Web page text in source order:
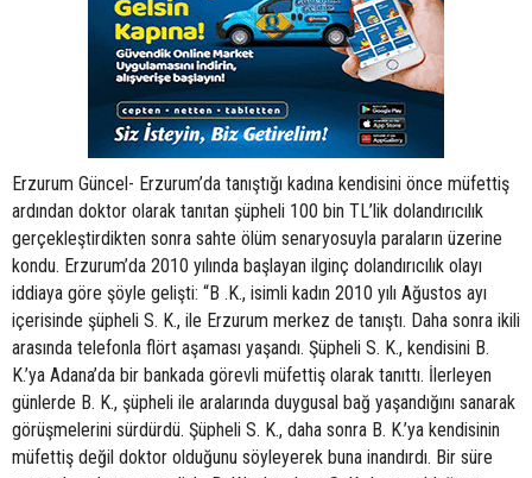
Erzurum Güncel- Erzurum’da tanıştığı kadına kendisini önce müfettiş
ardından doktor olarak tanıtan şüpheli 100 bin TL’lik dolandırıcılık
gerçekleştirdikten sonra sahte ölüm senaryosuyla paraların üzerine
kondu. Erzurum’da 2010 yılında başlayan ilginç dolandırıcılık olayı
iddiaya göre şöyle gelişti: “B .K., isimli kadın 2010 yılı Ağustos ayı
içerisinde şüpheli S. K., ile Erzurum merkez de tanıştı. Daha sonra ikili
arasında telefonla flört aşaması yaşandı. Şüpheli S. K., kendisini B.
K.’ya Adana’da bir bankada görevli müfettiş olarak tanıttı. İlerleyen
günlerde B. K., şüpheli ile aralarında duygusal bağ yaşandığını sanarak
görüşmelerini sürdürdü. Şüpheli S. K., daha sonra B. K.’ya kendisinin
müfettiş değil doktor olduğunu söyleyerek buna inandırdı. Bir süre